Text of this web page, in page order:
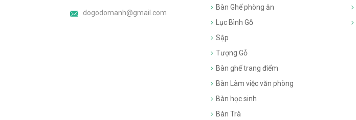
dogodomanh@gmail.com
Bàn Ghế phòng ăn
Lục Bình Gỗ
Sập
Tượng Gỗ
Bàn ghế trang điểm
Bàn Làm việc văn phòng
Bàn học sinh
Bàn Trà